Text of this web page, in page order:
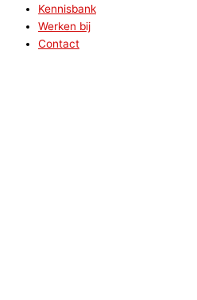
Kennisbank
Werken bij
Contact